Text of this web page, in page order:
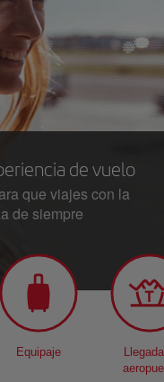
de vuelo
que viajes con la
de siempre
Equipaje